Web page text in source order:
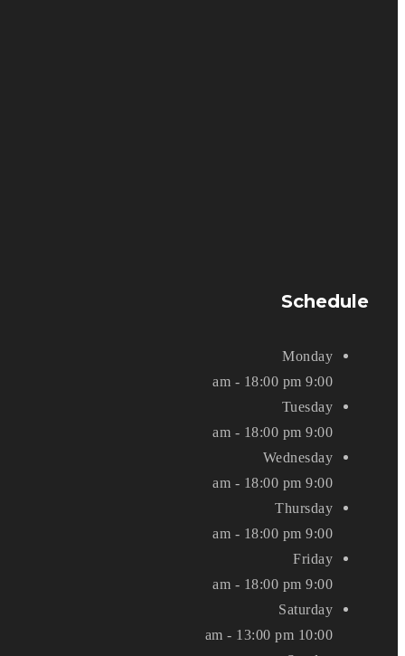
Schedule
Monday
9:00 am - 18:00 pm
Tuesday
9:00 am - 18:00 pm
Wednesday
9:00 am - 18:00 pm
Thursday
9:00 am - 18:00 pm
Friday
9:00 am - 18:00 pm
Saturday
10:00 am - 13:00 pm